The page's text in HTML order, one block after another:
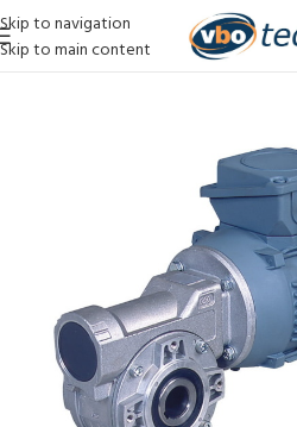
Skip to navigation
Skip to main content